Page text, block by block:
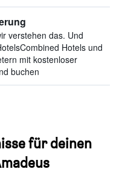
verstehen das. Und
Hotels und
mit kostenloser
buchen
für deinen